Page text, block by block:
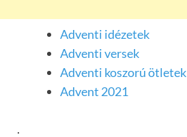
Adventi idézetek
Adventi versek
Adventi koszorú ötletek
Advent 2021
.